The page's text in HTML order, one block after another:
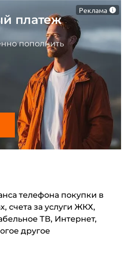
Реклама
платеж
пополнить
телефона покупки в
счета за услуги ЖКХ,
ТВ, Интернет,
другое